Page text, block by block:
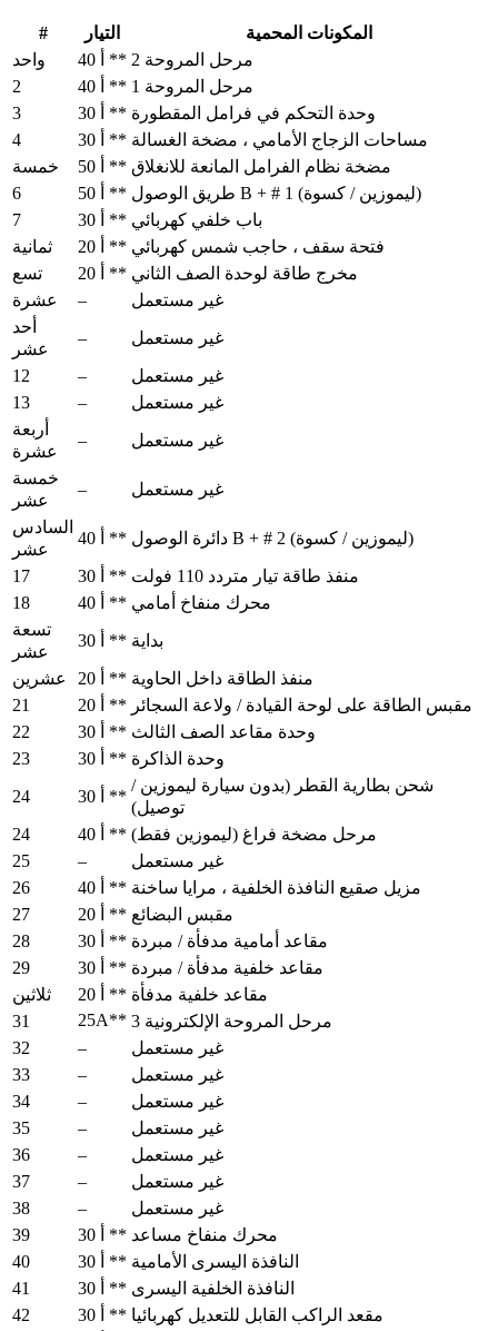
# التيار
المكونات المحمية
واحد
40 أ **
مرحل المروحة 2
2
40 أ **
مرحل المروحة 1
3
30 أ ** وحدة التحكم في فرامل المقطورة
4
30 أ ** مساحات الزجاج الأمامي ، مضخة الغسالة
خمسة
50 أ ** مضخة نظام الفرامل المانعة للانغلاق
6
50 أ **
طريق الوصول B + # 1 (ليموزين / كسوة)
7
30 أ ** باب خلفي كهربائي
ثمانية
20 أ ** فتحة سقف ، حاجب شمس كهربائي
تسع
20 أ ** مخرج طاقة لوحدة الصف الثاني
عشرة
–
غير مستعمل
أحد
عشر
–
غير مستعمل
12
–
غير مستعمل
13
–
غير مستعمل
أربعة
عشرة
–
غير مستعمل
خمسة
عشر
–
غير مستعمل
السادس
عشر
40 أ **
دائرة الوصول B + # 2 (ليموزين / كسوة)
17
30 أ **
منفذ طاقة تيار متردد 110 فولت
18
40 أ ** محرك منفاخ أمامي
تسعة
عشر
30 أ ** بداية
عشرين
20 أ ** منفذ الطاقة داخل الحاوية
21
20 أ ** مقبس الطاقة على لوحة القيادة / ولاعة السجائر
22
30 أ ** وحدة مقاعد الصف الثالث
23
30 أ ** وحدة الذاكرة
24
30 أ **
شحن بطارية القطر (بدون سيارة ليموزين /
توصيل)
24
40 أ ** مرحل مضخة فراغ (ليموزين فقط)
25
–
غير مستعمل
26
40 أ ** مزيل صقيع النافذة الخلفية ، مرايا ساخنة
27
20 أ ** مقبس البضائع
28
30 أ ** مقاعد أمامية مدفأة / مبردة
29
30 أ ** مقاعد خلفية مدفأة / مبردة
ثلاثين
20 أ ** مقاعد خلفية مدفأة
31
25A**
مرحل المروحة الإلكترونية 3
32
–
غير مستعمل
33
–
غير مستعمل
34
–
غير مستعمل
35
–
غير مستعمل
36
–
غير مستعمل
37
–
غير مستعمل
38
–
غير مستعمل
39
30 أ ** محرك منفاخ مساعد
40
30 أ ** النافذة اليسرى الأمامية
41
30 أ ** النافذة الخلفية اليسرى
42
30 أ ** مقعد الراكب القابل للتعديل كهربائيا